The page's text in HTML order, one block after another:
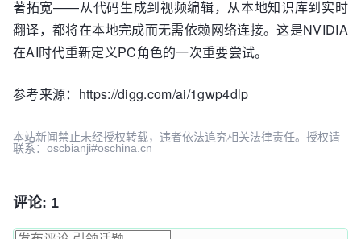
著拓宽——从代码生成到视频编辑，从本地知识库到实时
翻译，都将在本地完成而无需依赖网络连接。这是NVIDIA
在AI时代重新定义PC角色的一次重要尝试。
参考来源：https://digg.com/ai/1gwp4dlp
本站新闻禁止未经授权转载，违者依法追究相关法律责任。授权请
联系：oscbianji#oschina.cn
评论: 1